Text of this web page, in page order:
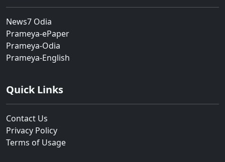
News7 Odia
Prameya-ePaper
Prameya-Odia
Prameya-English
Quick Links
Contact Us
Privacy Policy
Terms of Usage